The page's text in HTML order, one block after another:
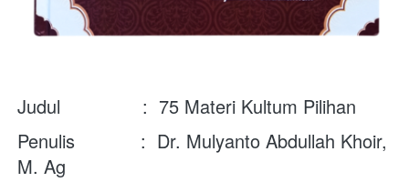
Judul               :  75 Materi Kultum Pilihan
Penulis            :  Dr. Mulyanto Abdullah Khoir,
M. Ag